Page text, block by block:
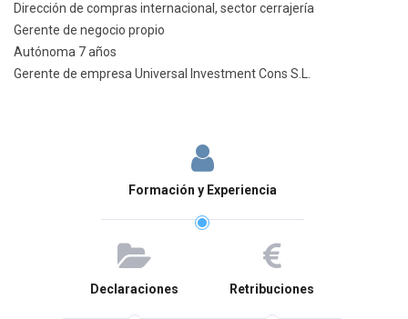
Dirección de compras internacional, sector cerrajería
Gerente de negocio propio
Autónoma 7 años
Gerente de empresa Universal Investment Cons S.L.
Formación y Experiencia
Declaraciones Retribuciones